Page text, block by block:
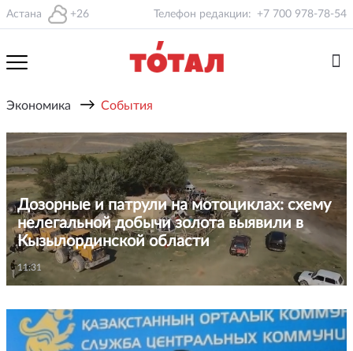
Астана +26 Телефон редакции: +7 700 978-78-54
Экономика → События
Дозорные и патрули на мотоциклах: схему
нелегальной добычи золота выявили в
Кызылординской области
11:31